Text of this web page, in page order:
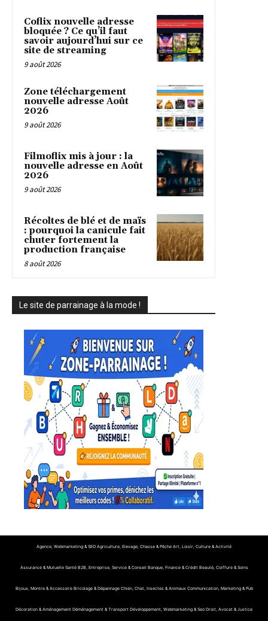
Coflix nouvelle adresse
bloquée ? Ce qu’il faut
savoir aujourd’hui sur ce
site de streaming
9 août 2026
Zone téléchargement
nouvelle adresse Août
2026
9 août 2026
Filmoflix mis à jour : la
nouvelle adresse en Août
2026
9 août 2026
Récoltes de blé et de maïs
: pourquoi la canicule fait
chuter fortement la
production française
8 août 2026
Le site de parrainage à la mode !
Agence, Webmarketing & SEO Agriculture, Elevage, Chasse & Pêche Art, Loisir, Culture & Activité
Assurance & Mutuelle Santé B2B, Entreprise, Service & Conseil Banque, Finance & Crédit Beauté, Coiffure & Soins
Bijoux, Montre & Accessoire Bricolage & Dépannage Chien, Chat, Insectes & Animaux Communication, Marketing & Pub
Décoration & Aménagement Déménagement & Transport Développement, Webmarketing & Seo Droit, Avocat & Justice